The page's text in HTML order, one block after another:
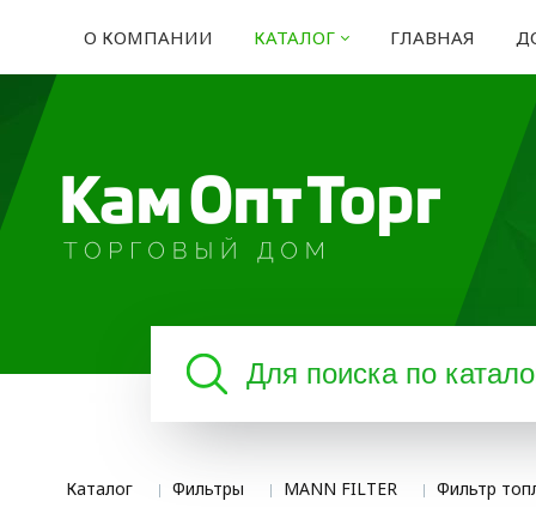
О КОМПАНИИ КАТАЛОГ ГЛАВНАЯ
Каталог Фильтры MANN FILTER Фильтр